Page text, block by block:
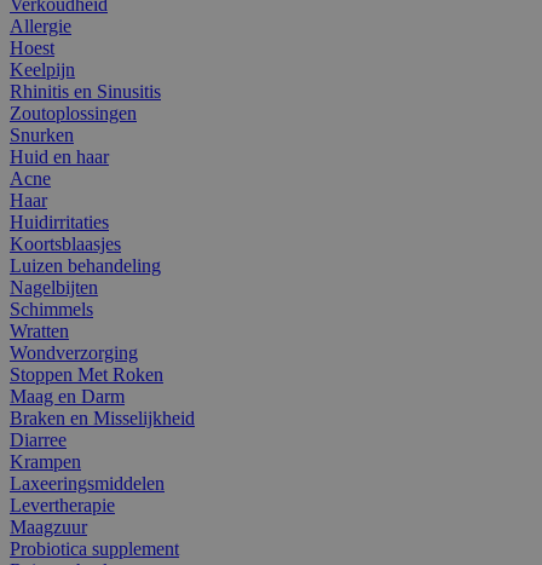
Allergie
Hoest
Keelpijn
Rhinitis en Sinusitis
Zoutoplossingen
Snurken
Huid en haar
Acne
Haar
Huidirritaties
Koortsblaasjes
Luizen behandeling
Nagelbijten
Schimmels
Wratten
Wondverzorging
Stoppen Met Roken
Maag en Darm
Braken en Misselijkheid
Diarree
Krampen
Laxeeringsmiddelen
Levertherapie
Maagzuur
Probiotica supplement